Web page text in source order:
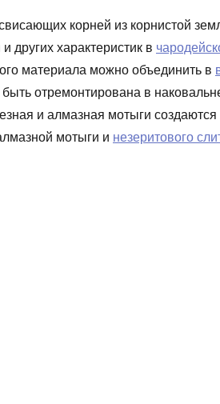
корней из корнистой
других характеристик в
материала можно объединить в
отремонтирована в
и алмазная мотыги
мотыги и незеритового